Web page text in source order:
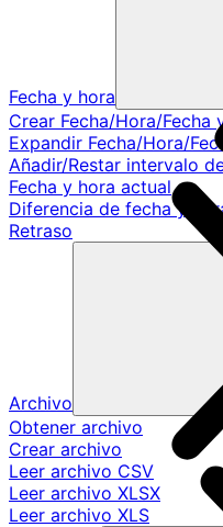
Fecha y hora
Crear Fecha/Hora/
Expandir Fecha/Hora/
Añadir/Restar intervalo
Fecha y hora actual
Diferencia de fecha y
Retraso
Archivo
Obtener archivo
Crear archivo
Leer archivo CSV
Leer archivo XLSX
Leer archivo XLS